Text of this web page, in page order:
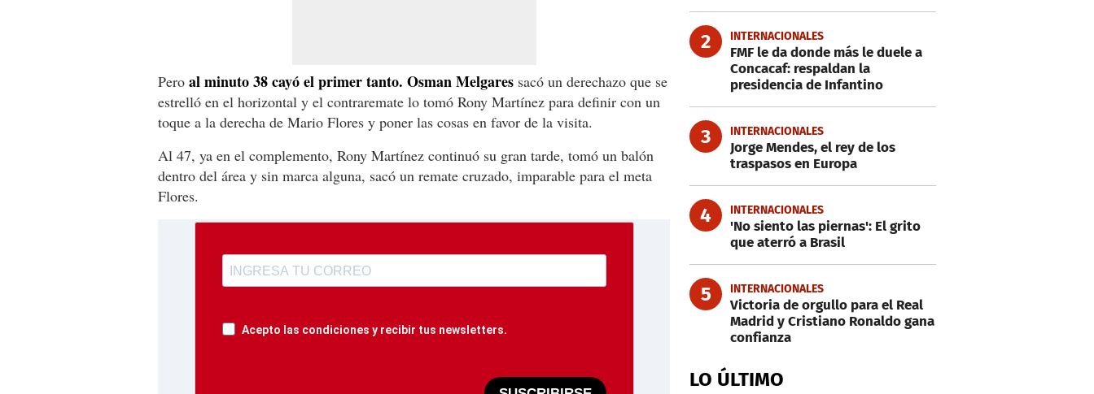
Pero al minuto 38 cayó el primer tanto. Osman Melgares sacó un derechazo que se
estrelló en el horizontal y el contraremate lo tomó Rony Martínez para definir con un
toque a la derecha de Mario Flores y poner las cosas en favor de la visita.
Al 47, ya en el complemento, Rony Martínez continuó su gran tarde, tomó un balón
dentro del área y sin marca alguna, sacó un remate cruzado, imparable para el meta
Flores.
Acepto las condiciones y recibir tus newsletters.
2 INTERNACIONALES
FMF le da donde más le duele a
Concacaf: respaldan la
presidencia de Infantino
3 INTERNACIONALES
Jorge Mendes, el rey de los
traspasos en Europa
4 INTERNACIONALES
'No siento las piernas': El grito
que aterró a Brasil
5 INTERNACIONALES
Victoria de orgullo para el Real
Madrid y Cristiano Ronaldo gana
confianza
LO ÚLTIMO